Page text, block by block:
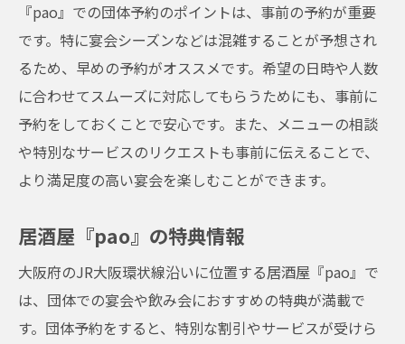
個室予約のポイント
プライベート空間の過ごし方
特別な日の演出アイデア
個室でのサプライズ演出
プライベート宴会の口コミ
居酒屋『pao』の宴会で至福のひとときを仲間
仲間と楽しむ宴会プラン
団体向け特別メニュー
記念日の過ごし方
宴会でのおすすめアクティビティ
『pao』での団体予約のポイントは、事前の予約が重要
です。特に宴会シーズンなどは混雑することが予想され
るため、早めの予約がオススメです。希望の日時や人数
に合わせてスムーズに対応してもらうためにも、事前に
予約をしておくことで安心です。また、メニューの相談
や特別なサービスのリクエストも事前に伝えることで、
より満足度の高い宴会を楽しむことができます。
居酒屋『pao』の特典情報
大阪府のJR大阪環状線沿いに位置する居酒屋『pao』で
は、団体での宴会や飲み会におすすめの特典が満載で
す。団体予約をすると、特別な割引やサービスが受けら